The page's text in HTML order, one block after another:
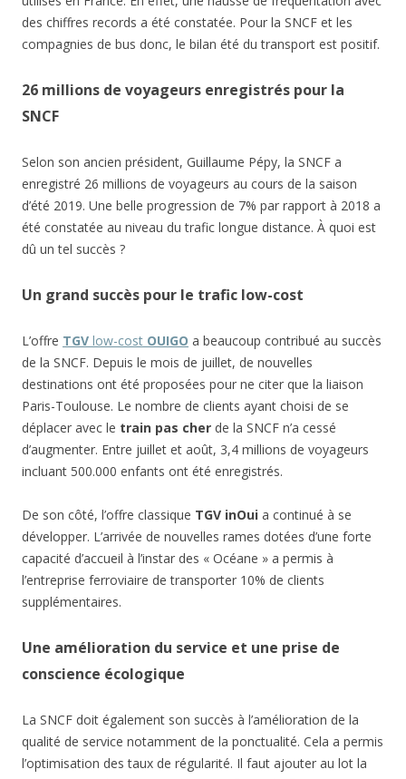
des chiffres records a été constatée. Pour la SNCF et les
compagnies de bus donc, le bilan été du transport est positif.
26 millions de voyageurs enregistrés pour la
SNCF
Selon son ancien président, Guillaume Pépy, la SNCF a
enregistré 26 millions de voyageurs au cours de la saison
d’été 2019. Une belle progression de 7% par rapport à 2018 a
été constatée au niveau du trafic longue distance. À quoi est
dû un tel succès ?
Un grand succès pour le trafic low-cost
L’offre TGV low-cost OUIGO a beaucoup contribué au succès
de la SNCF. Depuis le mois de juillet, de nouvelles
destinations ont été proposées pour ne citer que la liaison
Paris-Toulouse. Le nombre de clients ayant choisi de se
déplacer avec le train pas cher de la SNCF n’a cessé
d’augmenter. Entre juillet et août, 3,4 millions de voyageurs
incluant 500.000 enfants ont été enregistrés.
De son côté, l’offre classique TGV inOui a continué à se
développer. L’arrivée de nouvelles rames dotées d’une forte
capacité d’accueil à l’instar des « Océane » a permis à
l’entreprise ferroviaire de transporter 10% de clients
supplémentaires.
Une amélioration du service et une prise de
conscience écologique
La SNCF doit également son succès à l’amélioration de la
qualité de service notamment de la ponctualité. Cela a permis
l’optimisation des taux de régularité. Il faut ajouter au lot la